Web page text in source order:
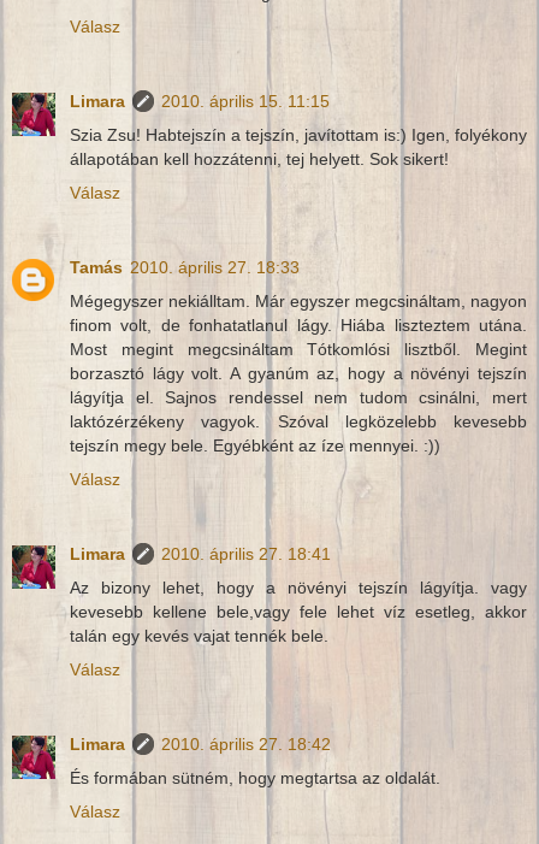
Válasz
Limara
2010. április 15. 11:15
Szia Zsu! Habtejszín a tejszín, javítottam is:) Igen, folyékony
állapotában kell hozzátenni, tej helyett. Sok sikert!
Válasz
Tamás 2010. április 27. 18:33
Mégegyszer nekiálltam. Már egyszer megcsináltam, nagyon
finom volt, de fonhatatlanul lágy. Hiába liszteztem utána.
Most megint megcsináltam Tótkomlósi lisztből. Megint
borzasztó lágy volt. A gyanúm az, hogy a növényi tejszín
lágyítja el. Sajnos rendessel nem tudom csinálni, mert
laktózérzékeny vagyok. Szóval legközelebb kevesebb
tejszín megy bele. Egyébként az íze mennyei. :))
Válasz
Limara
2010. április 27. 18:41
Az bizony lehet, hogy a növényi tejszín lágyítja. vagy
kevesebb kellene bele,vagy fele lehet víz esetleg, akkor
talán egy kevés vajat tennék bele.
Válasz
Limara
2010. április 27. 18:42
És formában sütném, hogy megtartsa az oldalát.
Válasz